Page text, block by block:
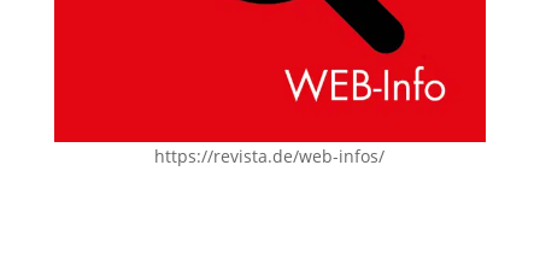
https://revista.de/web-infos/